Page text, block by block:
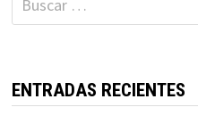
ENTRADAS RECIENTES